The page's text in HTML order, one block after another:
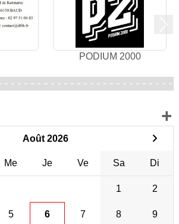
PODIUM 2000
Août 2026
Me Je Ve Sa Di
1 2
5 6 7 8 9
+